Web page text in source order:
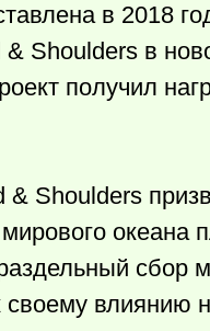
в 2018
Shoulders в
получил
Shoulders
сбор
своему